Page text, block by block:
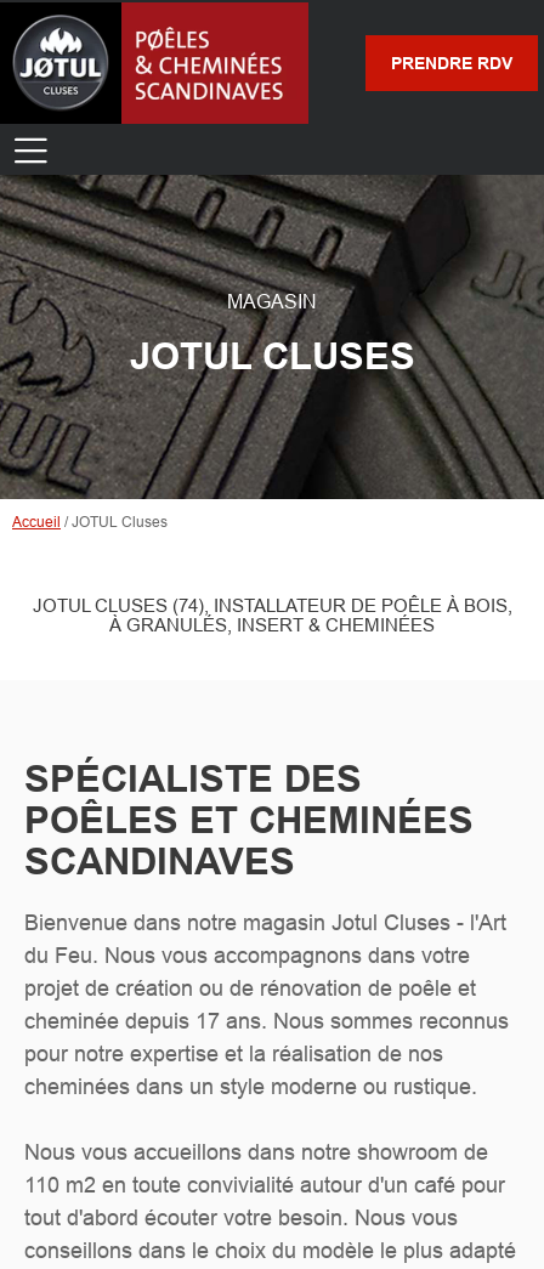
PRENDRE RDV
MAGASIN
JOTUL CLUSES
Accueil / JOTUL Cluses
JOTUL CLUSES (74), INSTALLATEUR DE POÊLE À BOIS,
À GRANULÉS, INSERT & CHEMINÉES
SPÉCIALISTE DES
POÊLES ET CHEMINÉES
SCANDINAVES
Bienvenue dans notre magasin Jotul Cluses - l'Art
du Feu. Nous vous accompagnons dans votre
projet de création ou de rénovation de poêle et
cheminée depuis 17 ans. Nous sommes reconnus
pour notre expertise et la réalisation de nos
cheminées dans un style moderne ou rustique.
Nous vous accueillons dans notre showroom de
110 m2 en toute convivialité autour d'un café pour
tout d'abord écouter votre besoin. Nous vous
conseillons dans le choix du modèle le plus adapté